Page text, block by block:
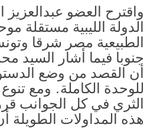
واقترح العضو
الدولة الليبية مستقلة
الطبيعية مصر شرقا
جنوبا فيما أشار السيد
أن القصد من وضع
للوحدة الكاملة. ومع
الثري في كل الجوانب
هذه المداولات الطويلة